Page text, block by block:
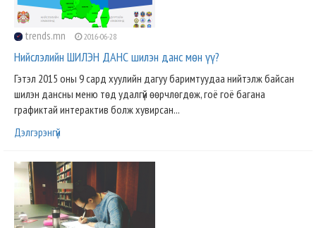
trends.mn 2016-06-28
Нийслэлийн ШИЛЭН ДАНС шилэн данс мөн үү?
Гэтэл 2015 оны 9 сард хуулийн дагуу баримтуудаа нийтэлж байсан
шилэн дансны меню төд удалгүй өөрчлөгдөж, гоё гоё багана
графиктай интерактив болж хувирсан...
Дэлгэрэнгүй